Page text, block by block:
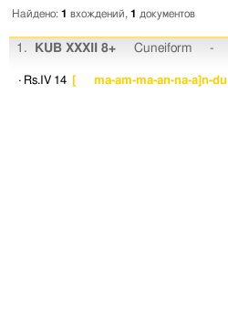
Найдено: 1 вхождений, 1 документов
1. KUB XXXII 8+ Cuneiform -
· Rs.IV 14 [ ma-am-ma-an-na-a]n-du